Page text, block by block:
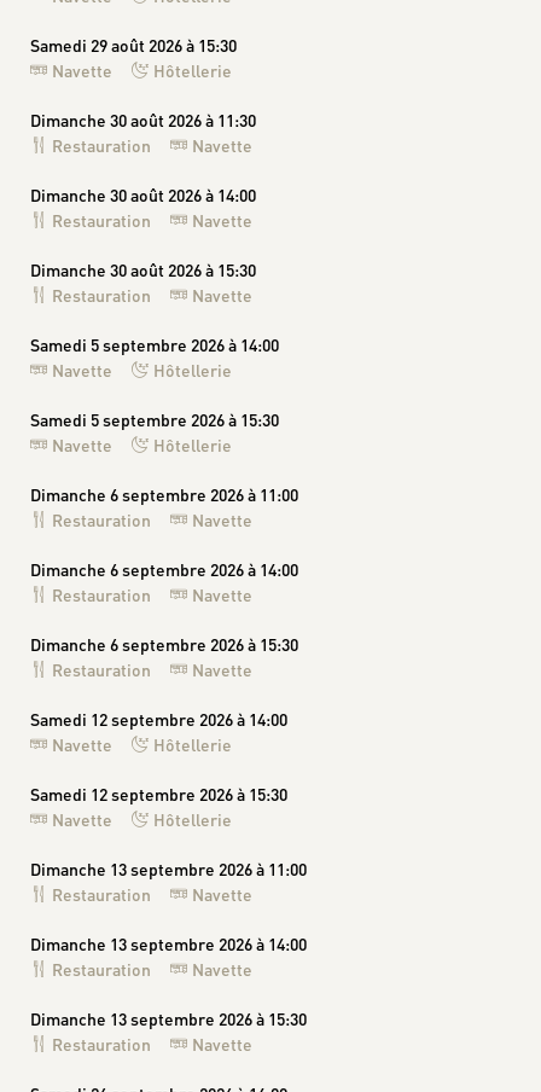
Samedi 29 août 2026 à 15:30
Navette
Hôtellerie
Dimanche 30 août 2026 à 11:30
Restauration
Navette
Dimanche 30 août 2026 à 14:00
Restauration
Navette
Dimanche 30 août 2026 à 15:30
Restauration
Navette
Samedi 5 septembre 2026 à 14:00
Navette
Hôtellerie
Samedi 5 septembre 2026 à 15:30
Navette
Hôtellerie
Dimanche 6 septembre 2026 à 11:00
Restauration
Navette
Dimanche 6 septembre 2026 à 14:00
Restauration
Navette
Dimanche 6 septembre 2026 à 15:30
Restauration
Navette
Samedi 12 septembre 2026 à 14:00
Navette
Hôtellerie
Samedi 12 septembre 2026 à 15:30
Navette
Hôtellerie
Dimanche 13 septembre 2026 à 11:00
Restauration
Navette
Dimanche 13 septembre 2026 à 14:00
Restauration
Navette
Dimanche 13 septembre 2026 à 15:30
Restauration
Navette